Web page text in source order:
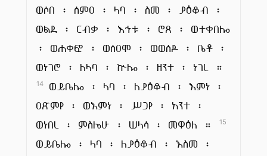
ወሶበ ፡ ሰምዐ ፡ ላባ ፡ ስመ ፡ ያዕቆብ ፡
ወልደ ፡ ርብቃ ፡ እኅቱ ፡ ሮጸ ፡ ወተቀበሎ
፡ ወሐቀፎ ፡ ወሰዐሞ ፡ ወወሰዶ ፡ ቤቶ ፡
ወነገሮ ፡ ለላባ ፡ ኵሎ ፡ ዘንተ ፡ ነገረ ።
14
ወይቤሎ ፡ ላባ ፡ ለያዕቆብ ፡ እምነ ፡
ዐጽምየ ፡ ወእምነ ፡ ሥጋየ ፡ አንተ ፡
ወነበረ ፡ ምስሌሁ ፡ ሠላሳ ፡ መዋዕለ ።
15
ወይቤሎ ፡ ላባ ፡ ለያዕቆብ ፡ እስመ ፡